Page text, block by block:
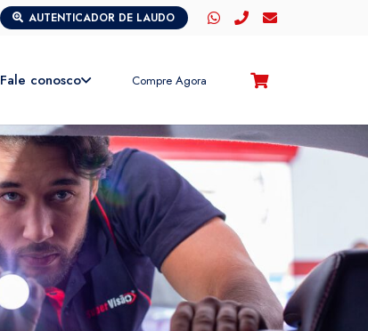
AUTENTICADOR DE LAUDO
Fale conosco Compre Agora